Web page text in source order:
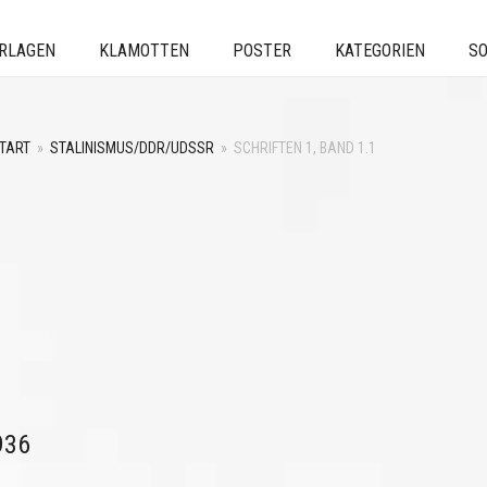
KLAMOTTEN POSTER KATEGORIEN
» STALINISMUS/DDR/UDSSR » SCHRIFTEN 1, BAND 1.1